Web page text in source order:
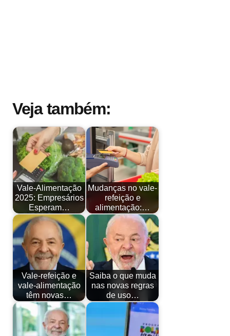
Veja também:
Vale-Alimentação
2025: Empresários
Esperam…
Mudanças no vale-
refeição e
alimentação:…
Vale-refeição e
vale-alimentação
têm novas…
Saiba o que muda
nas novas regras
de uso…